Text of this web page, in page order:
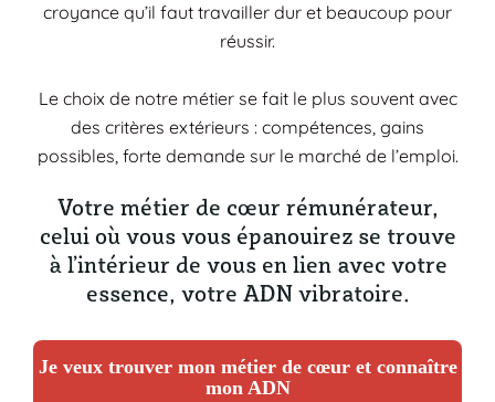
croyance qu’il faut travailler dur et beaucoup pour
réussir.
Le choix de notre métier se fait le plus souvent avec
des critères extérieurs : compétences, gains
possibles, forte demande sur le marché de l’emploi.
Votre métier de cœur rémunérateur,
celui où vous vous épanouirez se trouve
à l’intérieur de vous en lien avec votre
essence, votre ADN vibratoire.
Je veux trouver mon métier de cœur et connaître
mon ADN